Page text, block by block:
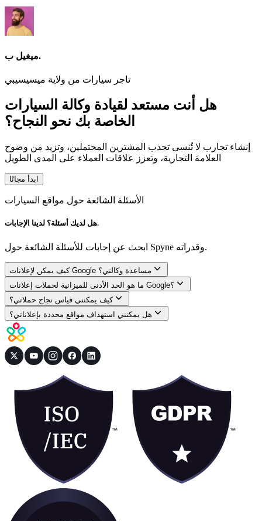
ميغيل ب.
تاجر سيارات من ولاية ميسيسيبي
هل أنت مستعد لقيادة وكالة السيارات
الخاصة بك نحو النجاح؟
إنشاء تجارب لا تُنسى تجذب المشترين المحتملين، وتزيد من وضوح
العلامة التجارية، وتعزز علاقات العملاء على المدى الطويل
ابدأ مجانًا
الأسئلة الشائعة حول مواقع السيارات
هل لديك أسئلة؟ لدينا الإجابات.
ابحث عن إجابات للأسئلة الشائعة حول Spyne وقدراته.
كيف يمكن لإعلانات Google مساعدة وكالتي؟
ما هو الحد الأدنى للميزانية لحملات إعلانات Google؟
كيف يمكنني قياس نجاح حملاتي؟
هل يمكنني استهداف مواقع محددة بإعلاناتي؟